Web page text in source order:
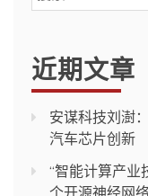
索：
近期文章
安谋科技刘澍
汽车芯片创新
“智能计算产业
个开源神经网